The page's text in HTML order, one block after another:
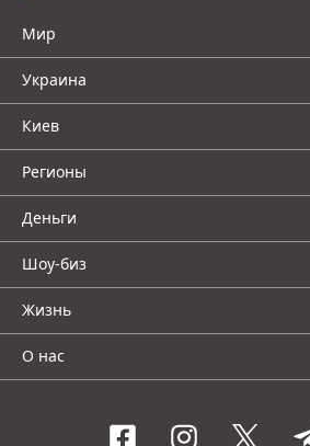
Мир
Украина
Киев
Регионы
Деньги
Шоу-биз
Жизнь
О нас